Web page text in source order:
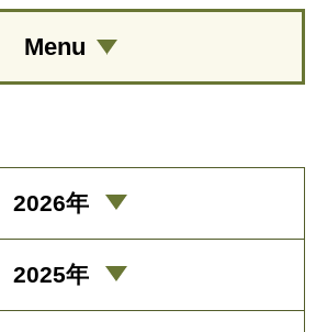
Menu
2026年
2025年